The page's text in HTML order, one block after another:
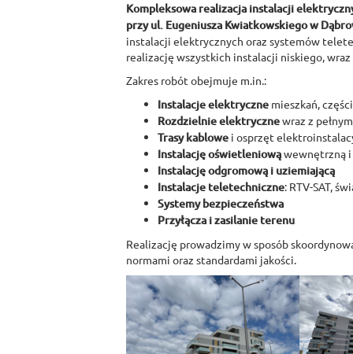
Kompleksowa realizacja instalacji
przy ul. Eugeniusza Kwiatkowskiego w
instalacji elektrycznych oraz systemów
realizację wszystkich instalacji niskiego,
Zakres robót obejmuje m.in.:
Instalacje elektryczne mieszkań,
Rozdzielnie elektrycznewraz z
Trasy kablowe i osprzęt
Instalację oświetleniowąwewnętrzną
Instalację odgromową i uziemiającą
Instalacje teletechniczne: RTV-SAT,
Systemy bezpieczeństwa
Przyłącza i zasilanie terenu
Realizację prowadzimy w sposób
normami oraz standardami jakości.